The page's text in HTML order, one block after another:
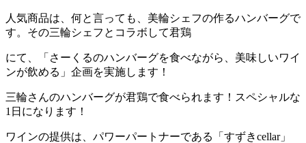
人気商品は、何と言っても、美輪シェフの作るハンバーグで
す。その三輪シェフとコラボして君鶏
にて、「さーくるのハンバーグを食べながら、美味しいワイ
ンが飲める」企画を実施します！
三輪さんのハンバーグが君鶏で食べられます！スペシャルな
1日になります！
ワインの提供は、パワーパートナーである「すずきcellar」